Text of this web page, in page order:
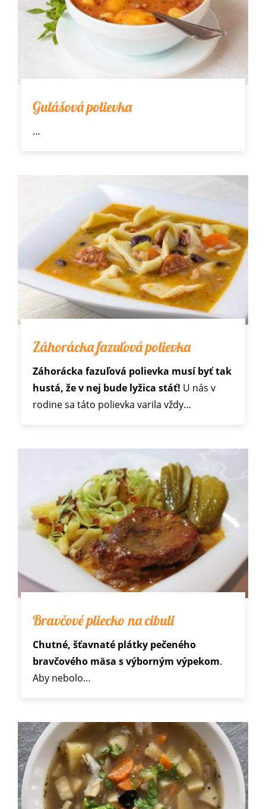
Gulášová polievka
…
Záhorácka fazuľová polievka
Záhorácka fazuľová polievka musí byť tak
hustá, že v nej bude lyžica stáť! U nás v
rodine sa táto polievka varila vždy…
Bravčové pliecko na cibuli
Chutné, šťavnaté plátky pečeného
bravčového mäsa s výborným výpekom.
Aby nebolo…